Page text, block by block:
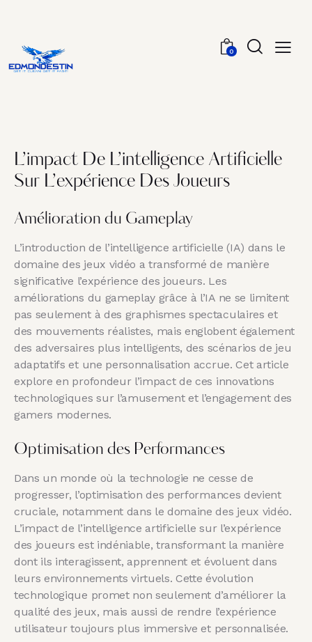
0
L’impact De L’intelligence Artificielle
Sur L’expérience Des Joueurs
Amélioration du Gameplay
L’introduction de l’intelligence artificielle (IA) dans le
domaine des jeux vidéo a transformé de manière
significative l’expérience des joueurs. Les
améliorations du gameplay grâce à l’IA ne se limitent
pas seulement à des graphismes spectaculaires et
des mouvements réalistes, mais englobent également
des adversaires plus intelligents, des scénarios de jeu
adaptatifs et une personnalisation accrue. Cet article
explore en profondeur l’impact de ces innovations
technologiques sur l’amusement et l’engagement des
gamers modernes.
Optimisation des Performances
Dans un monde où la technologie ne cesse de
progresser, l’optimisation des performances devient
cruciale, notamment dans le domaine des jeux vidéo.
L’impact de l’intelligence artificielle sur l’expérience
des joueurs est indéniable, transformant la manière
dont ils interagissent, apprennent et évoluent dans
leurs environnements virtuels. Cette évolution
technologique promet non seulement d’améliorer la
qualité des jeux, mais aussi de rendre l’expérience
utilisateur toujours plus immersive et personnalisée.